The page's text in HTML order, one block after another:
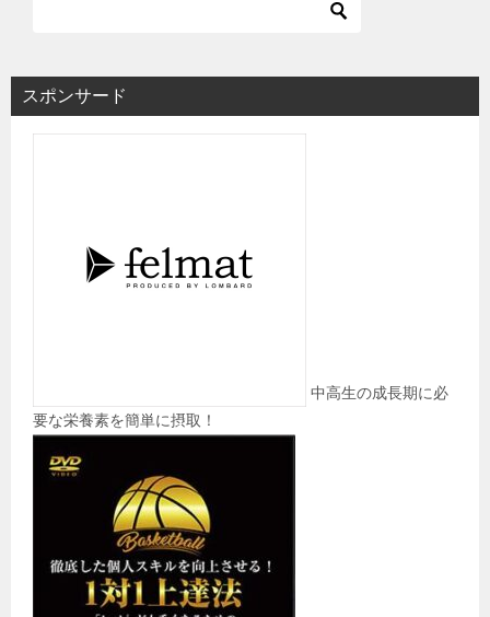
スポンサード
中高生の成長期に必
要な栄養素を簡単に摂取！